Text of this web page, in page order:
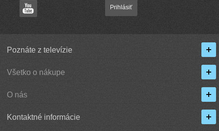
Prihlásiť
Poznáte z televízie
Všetko o nákupe
O nás
Kontaktné informácie